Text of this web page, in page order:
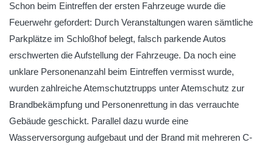
Schon beim Eintreffen der ersten Fahrzeuge wurde die
Feuerwehr gefordert: Durch Veranstaltungen waren sämtliche
Parkplätze im Schloßhof belegt, falsch parkende Autos
erschwerten die Aufstellung der Fahrzeuge. Da noch eine
unklare Personenanzahl beim Eintreffen vermisst wurde,
wurden zahlreiche Atemschutztrupps unter Atemschutz zur
Brandbekämpfung und Personenrettung in das verrauchte
Gebäude geschickt. Parallel dazu wurde eine
Wasserversorgung aufgebaut und der Brand mit mehreren C-